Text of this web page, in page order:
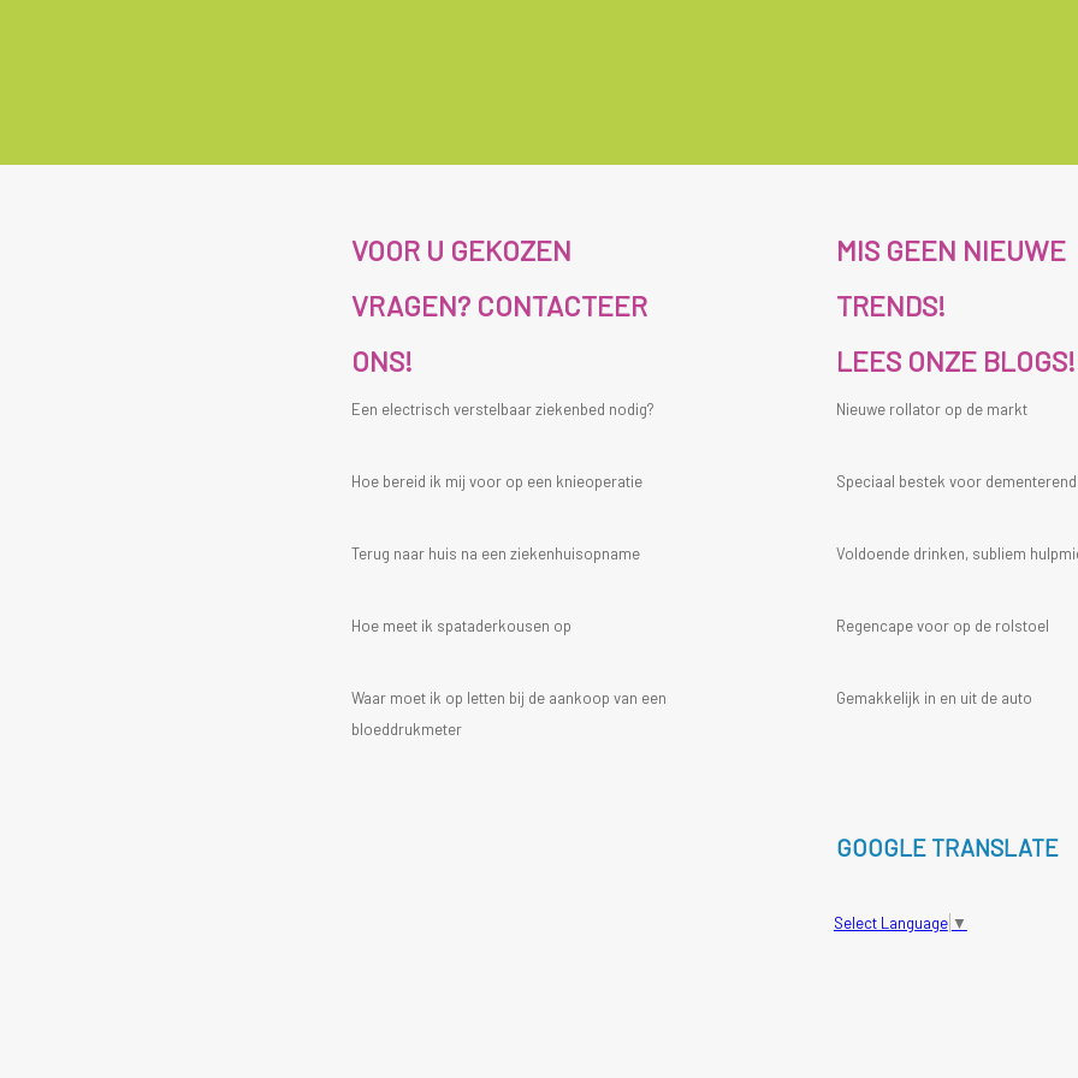
VOOR U GEKOZEN
VRAGEN? CONTACTEER
ONS!
Een electrisch verstelbaar ziekenbed nodig?
Hoe bereid ik mij voor op een knieoperatie
Terug naar huis na een ziekenhuisopname
Hoe meet ik spataderkousen op
Waar moet ik op letten bij de aankoop van een
bloeddrukmeter
MIS GEEN NIEUWE
TRENDS!
LEES ONZE BLOGS!
Nieuwe rollator op de markt
Speciaal bestek voor
Voldoende drinken, subliem
Regencape voor op de rolstoel
Gemakkelijk in en uit de auto
GOOGLE TRANSLATE
Select Language ▼